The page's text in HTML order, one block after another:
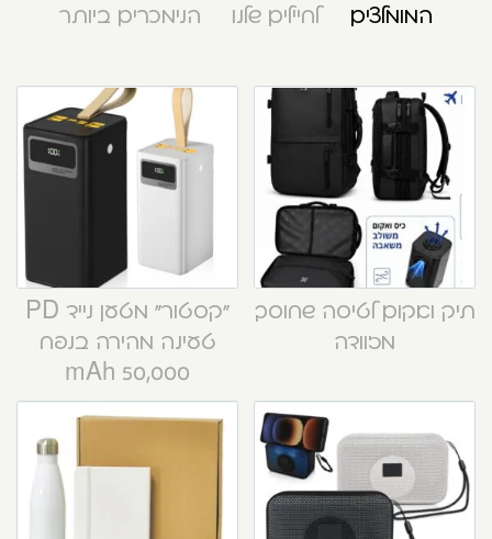
המומלצים לחיילים שלנו הנימכרים ביותר
תיק ואקום לטיסה שחוסך
מזוודה
“קסטור” מטען נייד PD
טעינה מהירה בנפח
50,000 mAh